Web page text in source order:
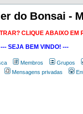
do Bonsai -
CLIQUE ABAIXO EM
--- SEJA BEM VINDO! ---
Membros Grupos
Mensagens privadas